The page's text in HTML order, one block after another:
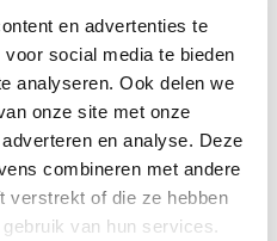
en advertenties te
social media te bieden
analyseren. Ook delen we
onze site met onze
en analyse. Deze
combineren met andere
verstrekt of die ze hebben
van hun services.
geworden is van je
lekker het eigenlijk is
en dat je gelukkig
je past.
af te vallen?